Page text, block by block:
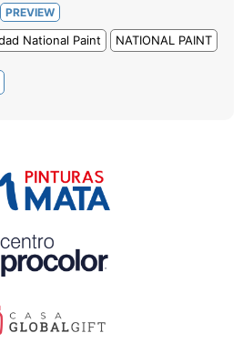
PREVIEW
National Paint NATIONAL PAINT